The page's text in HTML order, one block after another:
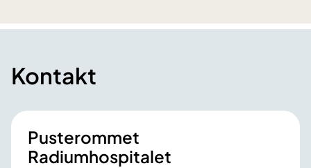
Kontakt
Pusterommet
Radiumhospitalet